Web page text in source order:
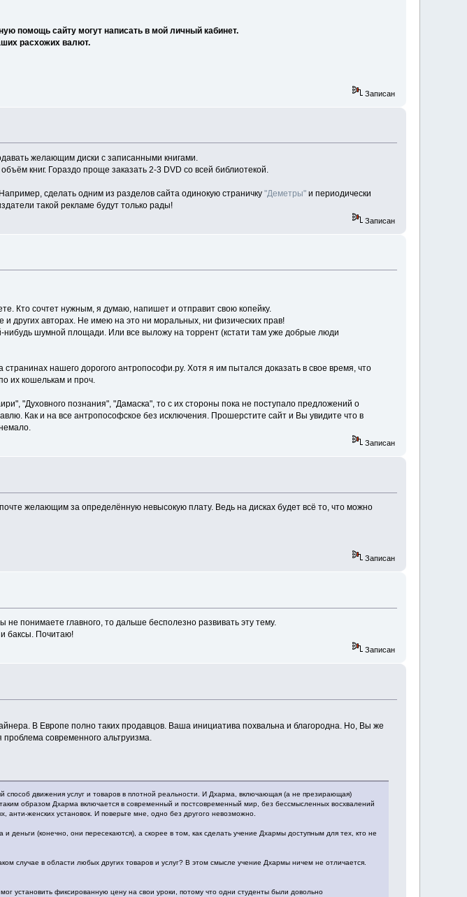
помощь сайту могут написать в мой личный кабинет.
расхожих валют.
Записан
желающим диски с записанными книгами.
книг. Гораздо проще заказать 2-3 DVD со всей библиотекой.
сделать одним из разделов сайта одинокую страничку "Деметры"и периодически
такой рекламе будут только рады!
Записан
Кто сочтет нужным, я думаю, напишет и отправит свою копейку.
других авторах. Не имею на это ни моральных, ни физических прав!
нибудь шумной площади. Или все выложу на торрент (кстати там уже добрые люди
нашего дорогого антропософи.ру. Хотя я им пытался доказать в свое время, что
их кошелькам и проч.
"Духовного познания", "Дамаска", то с их стороны пока не поступало предложений о
Как и на все антропософское без исключения. Прошерстите сайт и Вы увидите что в
Записан
желающим за определённую невысокую плату. Ведь на дисках будет всё то, что можно
Записан
понимаете главного, то дальше бесполезно развивать эту тему.
баксы. Почитаю!
Записан
В Европе полно таких продавцов. Ваша инициатива похвальна и благородна. Но, Вы же
проблема современного альтруизма.
движения услуг и товаров в плотной реальности. И Дхарма, включающая (а не презирающая)
образом Дхарма включается в современный и постсовременный мир, без бессмысленных восхвалений
анти-женских установок. И поверьте мне, одно без другого невозможно.
деньги (конечно, они пересекаются), а скорее в том, как сделать учение Дхармы доступным для тех, кто не
случае в области любых других товаров и услуг? В этом смысле учение Дхармы ничем не отличается.
установить фиксированную цену на свои уроки, потому что одни студенты были довольно